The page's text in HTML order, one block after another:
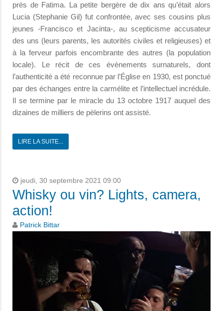
près de Fatima. La petite bergère de dix ans qu’était alors
Lucia (Stephanie Gil) fut confrontée, avec ses cousins plus
jeunes -Francisco et Jacinta-, au scepticisme accusateur
des uns (leurs parents, les autorités civiles et religieuses) et
à la ferveur parfois encombrante des autres (la population
locale). Le récit de ces évènements surnaturels, dont
l’authenticité a été reconnue par l’Église en 1930, est ponctué
par des échanges entre la carmélite et l’intellectuel incrédule.
Il se termine par le miracle du 13 octobre 1917 auquel des
dizaines de milliers de pèlerins ont assisté.
LIRE LA SUITE...
jeudi, 30 septembre 2021 09:00
Whisky ou vin? Lights, camera,
action!
Patrick Bittar